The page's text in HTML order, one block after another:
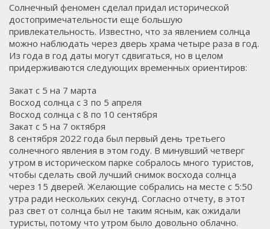
Солнечный феномен сделал придал исторической
достопримечательности еще большую
привлекательность. Известно, что за явлением солнца
можно наблюдать через дверь храма четыре раза в год.
Из года в год даты могут сдвигаться, но в целом
придерживаются следующих временных ориентиров:
Закат с 5 на 7 марта
Восход солнца с 3 по 5 апреля
Восход солнца с 8 по 10 сентября
Закат с 5 на 7 октября
8 сентября 2022 года был первый день третьего
солнечного явления в этом году. В минувший четверг
утром в историческом парке собралось много туристов,
чтобы сделать свой лучший снимок восхода солнца
через 15 дверей. Желающие собрались на месте с 5:50
утра ради нескольких секунд. Согласно отчету, в этот
раз свет от солнца был не таким ясным, как ожидали
туристы, потому что утром было довольно облачно.